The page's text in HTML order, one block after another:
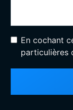
En cochant
particulières